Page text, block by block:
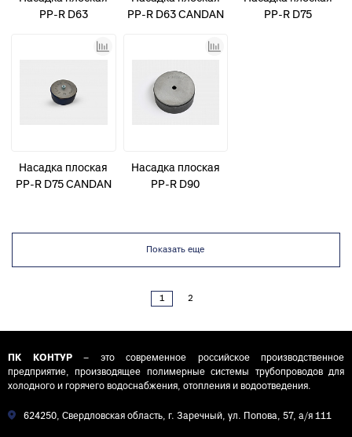
PP-R D63
PP-R D63 CANDAN
PP-R D75
Насадка плоская
PP-R D75 CANDAN
Насадка плоская
PP-R D90
Показать еще
1 2
ПК КОНТУР– это современное российское производственное
предприятие, производящее полимерные системы трубопроводов для
холодного и горячего водоснабжения, отопления и водоотведения.
624250, Свердловская область, г. Заречный, ул. Попова, 57, а/я 111